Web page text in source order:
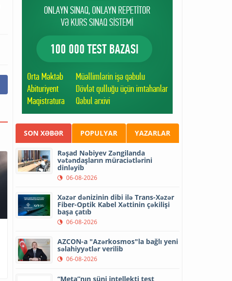
SON XƏBƏR POPULYAR YAZARLAR
Rəşad Nəbiyev Zəngilanda
vətəndaşların müraciətlərini
dinləyib
06-08-2026
Xəzər dənizinin dibi ilə Trans-Xəzər
Fiber-Optik Kabel Xəttinin çəkilişi
başa çatıb
06-08-2026
AZCON-a "Azərkosmos"la bağlı yeni
səlahiyyətlər verilib
06-08-2026
“Meta”nın süni intellekti test